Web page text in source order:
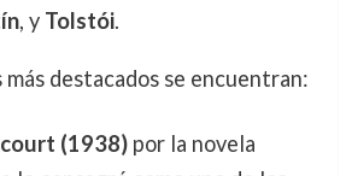
, y Tolstói.
destacados se encuentran:
(1938)por la novela